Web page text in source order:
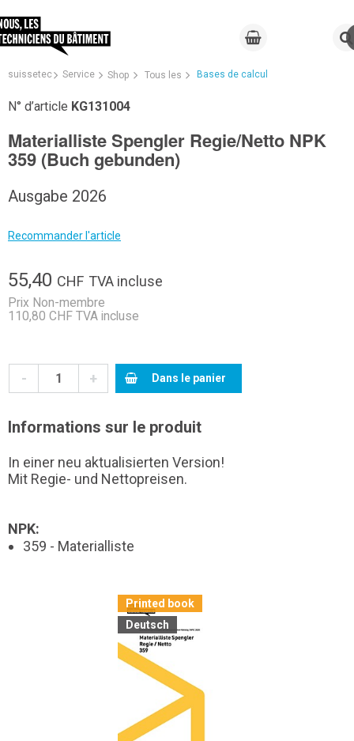
suissetec Service Shop Tous les Bases de calcul
N° d’article KG131004
Materialliste Spengler Regie/Netto NPK
359 (Buch gebunden)
Ausgabe 2026
Recommander l'article
55,40 CHF TVA incluse
Prix Non-membre
110,80 CHF TVA incluse
- + Dans le panier
Informations sur le produit
In einer neu aktualisierten Version!
Mit Regie- und Nettopreisen.
NPK:
359 - Materialliste
Printed book
Deutsch